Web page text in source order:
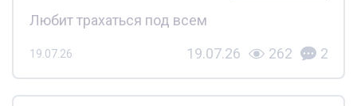
Любит трахаться под всем
19.07.26 19.07.26 262 2